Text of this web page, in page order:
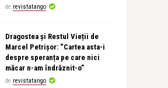
de revistatango
Dragostea și Restul Vieții de
Marcel Petrișor: “Cartea asta-i
despre speranța pe care nici
măcar n-am îndrăznit-o”
de revistatango